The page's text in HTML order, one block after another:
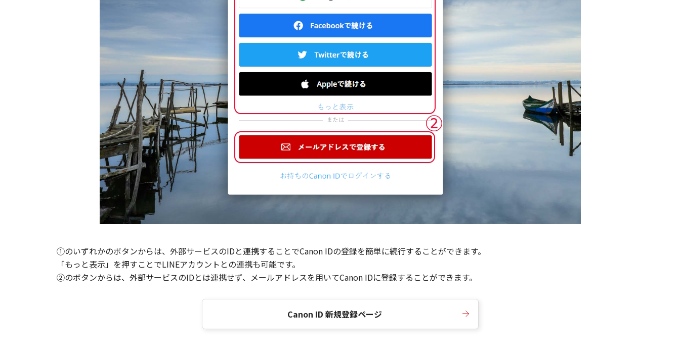
①のいずれかのボタンからは、外部サービスのIDと連携することでCanon IDの登録を簡単に続行することができます。
「もっと表示」を押すことでLINEアカウントとの連携も可能です。
②のボタンからは、外部サービスのIDとは連携せず、メールアドレスを用いてCanon IDに登録することができます。
Canon ID 新規登録ページ